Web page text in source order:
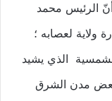
الرئيس محمد
ولاية لعصابه ؛
الذي يشيد
مدن الشرق